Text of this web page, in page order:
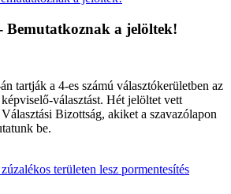
Bemutatkoznak a jelöltek!
tartják a 4-es számú választókerületben az
választást. Hét jelöltet vett
Bizottság, akiket a szavazólapon
be.